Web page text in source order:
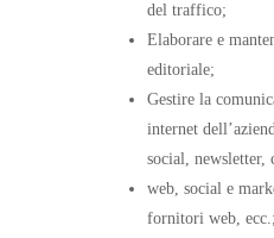
del traffico;
Elaborare e
editoriale;
Gestire la
internet
social, newsletter,
web, social e
fornitori web, ecc.;